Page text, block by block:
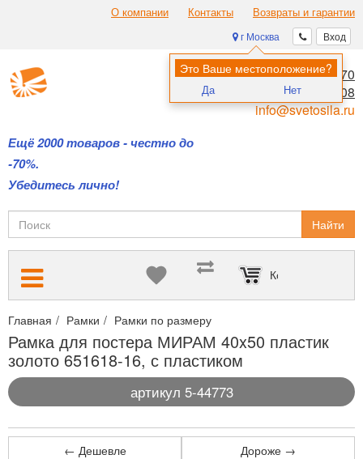
О компании Контакты Возвраты и гарантии
Вход
г Москва
Это Ваше местоположение?
Да Нет
Ещё 2000 товаров - честно до
-70%.
Убедитесь лично!
8 (495) 970-00-70
8 (800) 700-11-08
info@svetosila.ru
Найти
Корзина пуста
Главная Рамки Рамки по размеру
Рамка для постера МИРАМ 40x50 пластик
золото 651618-16, с пластиком
артикул 5-44773
← Дешевле Дороже →